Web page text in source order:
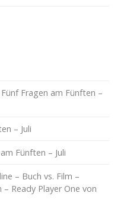
Fünf Fragen am Fünften –
– Juli
Fünften – Juli
– Buch vs. Film –
– Ready Player One von